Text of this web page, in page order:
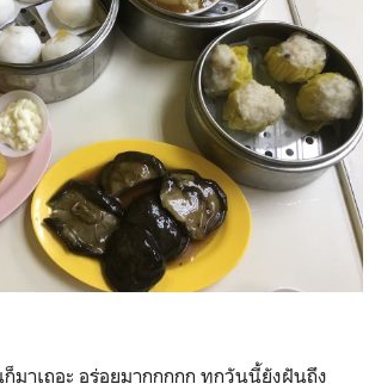
มาเถอะ อร่อยมากกกกก ทุกวันนี้ยังฝันถึง